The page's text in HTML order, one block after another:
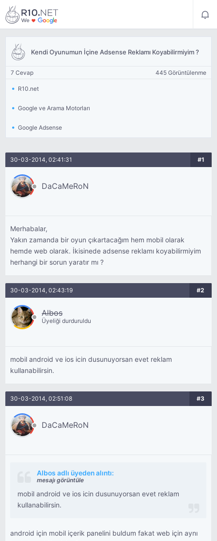
Kendi Oyunumun İçine Adsense Reklamı Koyabilirmiyim ?
7 Cevap 445 Görüntülenme
R10.net
Google ve Arama Motorları
Google Adsense
30-03-2014, 02:41:31 #1
DaCaMeRoN
Merhabalar,
Yakın zamanda bir oyun çıkartacağım hem mobil olarak
hemde web olarak. İkisinede adsense reklamı koyabilirmiyim
herhangi bir sorun yaratır mı ?
30-03-2014, 02:43:19 #2
Albos
Üyeliği durduruldu
mobil android ve ios icin dusunuyorsan evet reklam
kullanabilirsin.
30-03-2014, 02:51:08 #3
DaCaMeRoN
Albos adlı üyeden alıntı:
mesajı görüntüle
mobil android ve ios icin dusunuyorsan evet reklam
kullanabilirsin.
android için mobil içerik panelini buldum fakat web için aynı